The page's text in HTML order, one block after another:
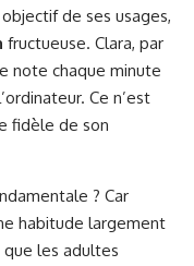
de ses usages,
fructueuse. Clara, par
note chaque minute
Ce n’est
fidèle de son
? Car
habitude largement
les adultes